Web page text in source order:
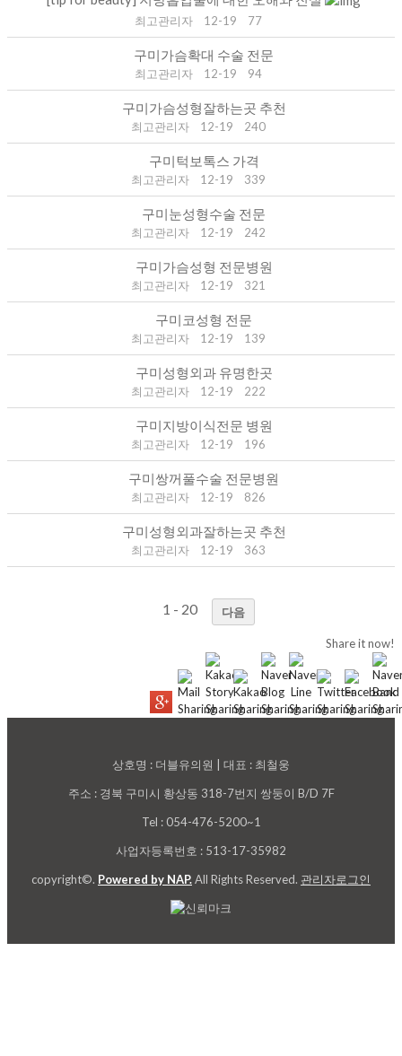
최고관리자 12-19 77
구미가슴확대 수술 전문
최고관리자 12-19 94
구미가슴성형잘하는곳 추천
최고관리자 12-19 240
구미턱보톡스 가격
최고관리자 12-19 339
구미눈성형수술 전문
최고관리자 12-19 242
구미가슴성형 전문병원
최고관리자 12-19 321
구미코성형 전문
최고관리자 12-19 139
구미성형외과 유명한곳
최고관리자 12-19 222
구미지방이식전문 병원
최고관리자 12-19 196
구미쌍꺼풀수술 전문병원
최고관리자 12-19 826
구미성형외과잘하는곳 추천
최고관리자 12-19 363
1 - 20 다음
Share it now!
상호명 : 더블유의원 | 대표 : 최철웅
주소 : 경북 구미시 황상동 318-7번지 쌍둥이 B/D 7F
Tel : 054-476-5200~1
사업자등록번호 : 513-17-35982
copyright©. Powered by NAP.All Rights Reserved. 관리자로그인